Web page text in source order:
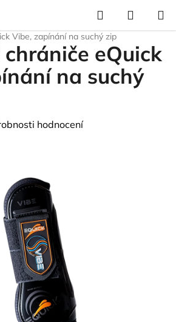
Hledat
KOŠÍK
Vibe, zapínání na suchý zip
eQuick
na suchý
hodnocení